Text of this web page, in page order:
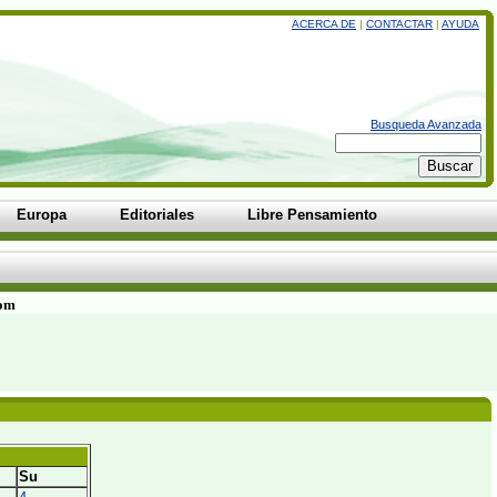
ACERCA DE | CONTACTAR | AYUDA
Busqueda Avanzada
Europa Editoriales Libre Pensamiento
Su